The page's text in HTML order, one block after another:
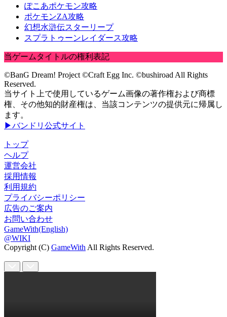
ぽこあポケモン攻略
ポケモンZA攻略
幻想水滸伝スターリープ
スプラトゥーンレイダース攻略
当ゲームタイトルの権利表記
©BanG Dream! Project ©Craft Egg Inc. ©bushiroad All Rights
Reserved.
当サイト上で使用しているゲーム画像の著作権および商標
権、その他知的財産権は、当該コンテンツの提供元に帰属し
ます。
▶バンドリ公式サイト
トップ
ヘルプ
運営会社
採用情報
利用規約
プライバシーポリシー
広告のご案内
お問い合わせ
GameWith(English)
@WIKI
Copyright (C) GameWith All Rights Reserved.